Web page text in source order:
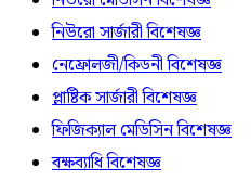
নিউরো সার্জারী বিশেষজ্ঞ
নেফ্রোলজী/কিডনী বিশেষজ্ঞ
প্লাষ্টিক সার্জারী বিশেষজ্ঞ
ফিজিক্যাল মেডিসিন বিশেষজ্ঞ
বক্ষব্যাধি বিশেষজ্ঞ